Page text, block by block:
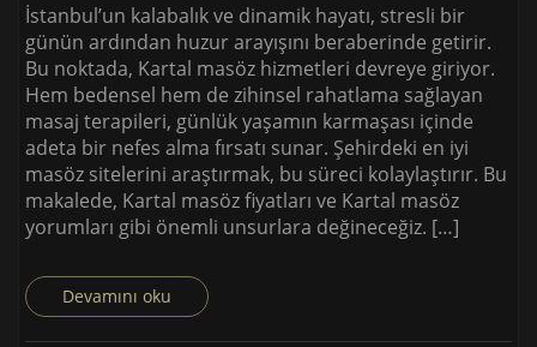
İstanbul’un kalabalık ve dinamik hayatı, stresli bir
günün ardından huzur arayışını beraberinde getirir.
Bu noktada, Kartal masöz hizmetleri devreye giriyor.
Hem bedensel hem de zihinsel rahatlama sağlayan
masaj terapileri, günlük yaşamın karmaşası içinde
adeta bir nefes alma fırsatı sunar. Şehirdeki en iyi
masöz sitelerini araştırmak, bu süreci kolaylaştırır. Bu
makalede, Kartal masöz fiyatları ve Kartal masöz
yorumları gibi önemli unsurlara değineceğiz. […]
Devamını oku